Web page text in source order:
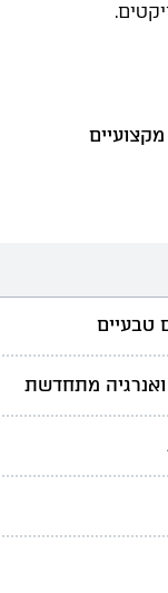
טבעיים
ואנרגיה מתחדשת